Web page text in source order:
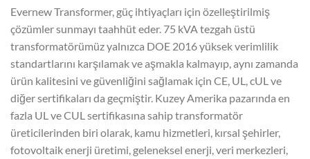
Evernew Transformer, güç ihtiyaçları için özelleştirilmiş
çözümler sunmayı taahhüt eder. 75 kVA tezgah üstü
transformatörümüz yalnızca DOE 2016 yüksek verimlilik
standartlarını karşılamak ve aşmakla kalmayıp, aynı zamanda
ürün kalitesini ve güvenliğini sağlamak için CE, UL, cUL ve
diğer sertifikaları da geçmiştir. Kuzey Amerika pazarında en
fazla UL ve CUL sertifikasına sahip transformatör
üreticilerinden biri olarak, kamu hizmetleri, kırsal şehirler,
fotovoltaik enerji üretimi, geleneksel enerji, veri merkezleri,